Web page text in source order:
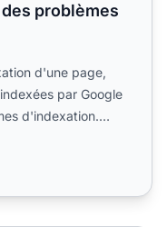
problèmes
d'une page,
par Google
d'indexation.